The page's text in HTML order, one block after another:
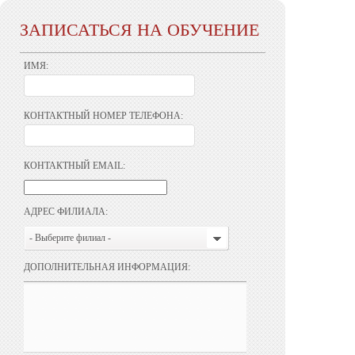
ЗАПИСАТЬСЯ НА ОБУЧЕНИЕ
ИМЯ:
КОНТАКТНЫЙ НОМЕР ТЕЛЕФОНА:
КОНТАКТНЫЙ EMAIL:
АДРЕС ФИЛИАЛА:
- Выберите филиал -
ДОПОЛНИТЕЛЬНАЯ ИНФОРМАЦИЯ: